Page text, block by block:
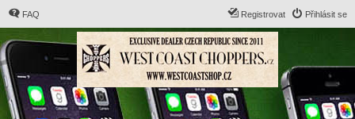
FAQ Přihlásit se
Registrovat